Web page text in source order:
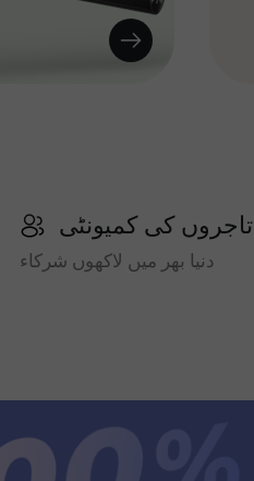
تاجروں کی کمیونٹی
دنیا بھر میں لاکھوں شرکاء